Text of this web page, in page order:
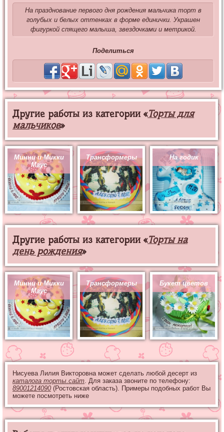
На празднование первого дня рождения мальчика торт в
голубых и белых оттенках в форме единички. Украшен
фигуркой спящего малыша, звездочками и метрикой.
Поделиться
Другие работы из категории «Торты для
мальчиков»
Минни и Микки
Маус
Трансформеры На годик
Другие работы из категории «Торты на
день рождения»
Минни и Микки
Маус
Трансформеры Букет цветов
Нисуева Лилия Викторовна может сделать любой десерт из
каталога торты.сайт. Для заказа звоните по телефону:
89001214090 (Ростовская область). Примеры подобных работ Вы
можете посмотреть ниже